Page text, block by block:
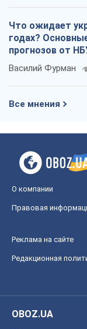
Что ожидает
годах?
прогнозов от
Василий Фурман
Все мнения
О компании
Правовая
Реклама на сайте
Редакционная
OBOZ.UA